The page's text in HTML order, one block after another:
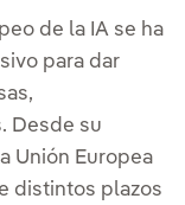
de la IA se ha
para dar
Desde su
Unión Europea
distintos plazos